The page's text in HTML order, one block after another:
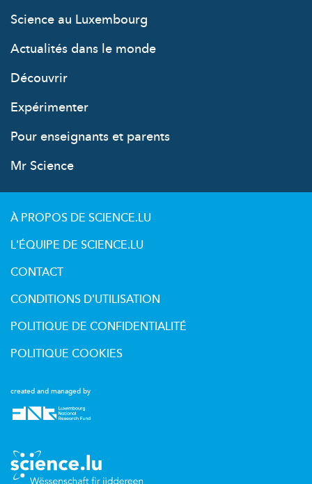
Science au Luxembourg
Actualités dans le monde
Découvrir
Expérimenter
Pour enseignants et parents
Mr Science
created and managed by
À PROPOS DE SCIENCE.LU
L'ÉQUIPE DE SCIENCE.LU
CONTACT
CONDITIONS D'UTILISATION
POLITIQUE DE CONFIDENTIALITÉ
POLITIQUE COOKIES